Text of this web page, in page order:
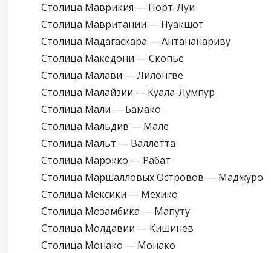
Столица Маврикия — Порт-Луи
Столица Мавритании — Нуакшот
Столица Мадагаскара — Антананариву
Столица Македони — Скопье
Столица Малави — Лилонгве
Столица Малайзии — Куала-Лумпур
Столица Мали — Бамако
Столица Мальдив — Мале
Столица Мальт — Валлетта
Столица Марокко — Рабат
Столица Маршалловых Островов — Маджуро
Столица Мексики — Мехико
Столица Мозамбика — Мапуту
Столица Молдавии — Кишинев
Столица Монако — Монако